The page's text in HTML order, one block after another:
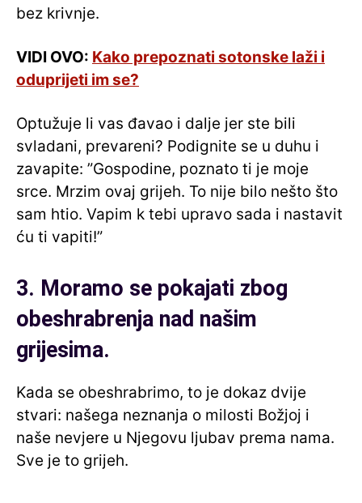
bez krivnje.
VIDI OVO: Kako prepoznati sotonske laži i
oduprijeti im se?
Optužuje li vas đavao i dalje jer ste bili
svladani, prevareni? Podignite se u duhu i
zavapite: ”Gospodine, poznato ti je moje
srce. Mrzim ovaj grijeh. To nije bilo nešto što
sam htio. Vapim k tebi upravo sada i nastavit
ću ti vapiti!”
3. Moramo se pokajati zbog
obeshrabrenja nad našim
grijesima.
Kada se obeshrabrimo, to je dokaz dvije
stvari: našega neznanja o milosti Božjoj i
naše nevjere u Njegovu ljubav prema nama.
Sve je to grijeh.